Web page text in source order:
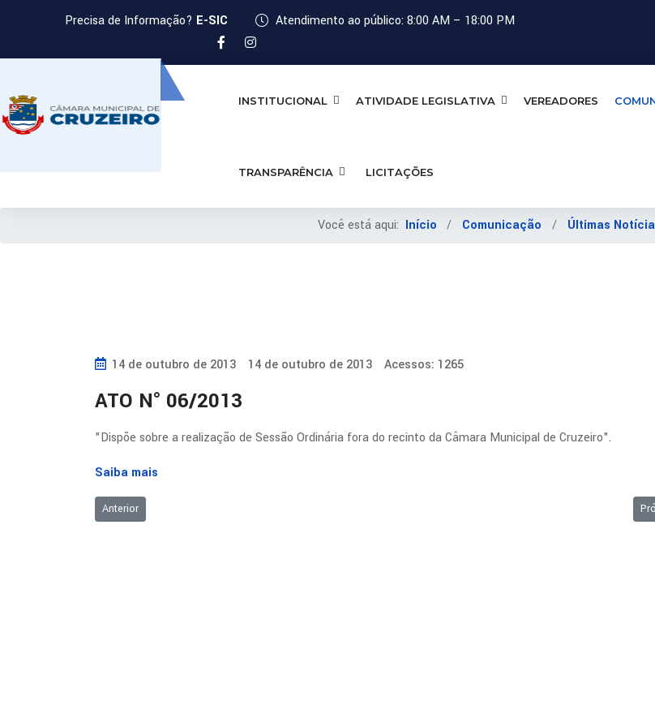
Precisa de Informação? E-SIC Atendimento ao público: 8:00 AM – 18:00 PM
INSTITUCIONAL ATIVIDADE LEGISLATIVA VEREADORES
TRANSPARÊNCIA LICITAÇÕES
Você está aqui: Início Comunicação Últimas
14 de outubro de 2013 14 de outubro de 2013 Acessos: 1265
ATO N° 06/2013
"Dispõe sobre a realização de Sessão Ordinária fora do recinto da Câmara Municipal de Cruzeiro".
Saiba mais
Artigo anterior: RESOLUÇÃO Nº 246
Anterior